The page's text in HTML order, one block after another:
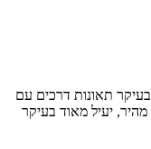
תאונות דרכים עם
מהיר, יעיל מאוד בעיקר